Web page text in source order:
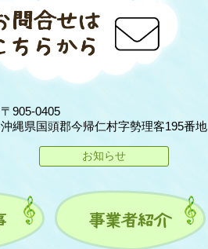
〒905-0405
沖縄県国頭郡今帰仁村字勢理客195番地
お知らせ